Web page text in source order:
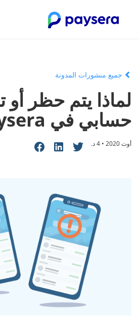
جميع منشورات المدونة
لماذا يتم حظر أو
حسابي في Paysera؟
أوت 2020 • 4 د.